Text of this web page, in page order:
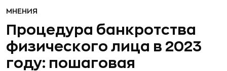
МНЕНИЯ
Процедура банкротства
физического лица в 2023
году: пошаговая